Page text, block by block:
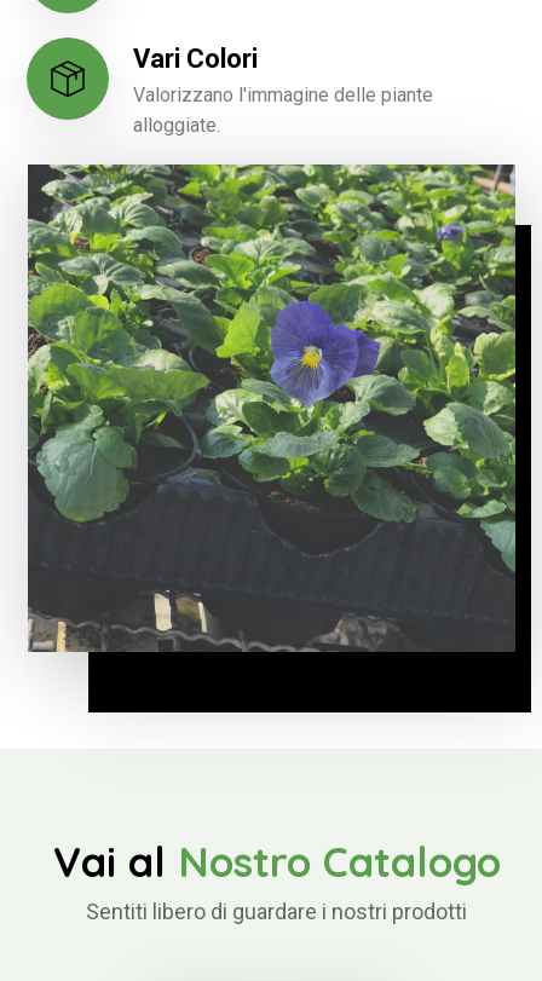
Vari Colori
Valorizzano l'immagine delle piante
alloggiate.
Vai al Nostro Catalogo
Sentiti libero di guardare i nostri prodotti